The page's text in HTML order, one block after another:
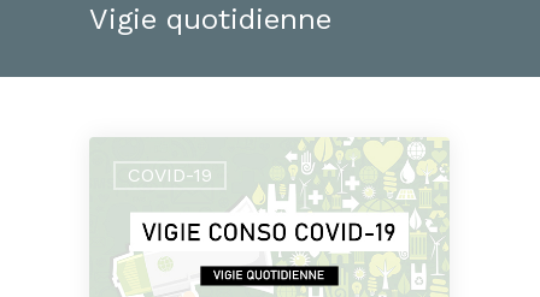
Vigie quotidienne
COVID-19